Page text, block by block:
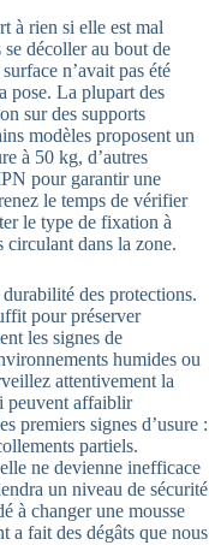
à rien si elle est mal
décoller au bout de
n’avait pas été
pose. La plupart des
sur des supports
modèles proposent un
à 50 kg, d’autres
pour garantir une
le temps de vérifier
le type de fixation à
circulant dans la zone.
des protections.
pour préserver
les signes de
humides ou
attentivement la
peuvent affaiblir
premiers signes d’usure :
partiels.
ne devienne inefficace
un niveau de sécurité
à changer une mousse
a fait des dégâts que nous